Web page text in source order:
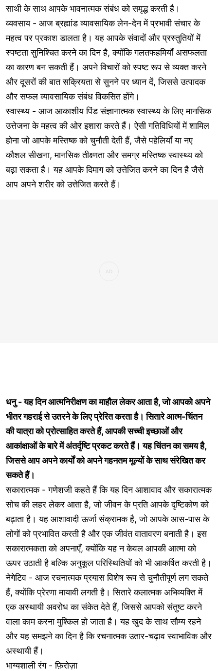
साथी के साथ आपके भावनात्मक संबंध को समृद्ध करती है।
व्यवसाय - आज ब्रह्मांड व्यावसायिक लेन-देन में प्रभावी संचार के
महत्व पर प्रकाश डालता है। यह आपके संवादों और प्रस्तुतियों में
स्पष्टता सुनिश्चित करने का दिन है, क्योंकि गलतफहमियाँ असफलता
का कारण बन सकती हैं। अपने विचारों को स्पष्ट रूप से व्यक्त करने
और दूसरों की बात सक्रियता से सुनने पर ध्यान दें, जिससे उत्पादक
और सफल व्यावसायिक संबंध विकसित होंगे।
स्वास्थ्य - आज आकाशीय पिंड संज्ञानात्मक स्वास्थ्य के लिए मानसिक
उत्तेजना के महत्व की ओर इशारा करते हैं। ऐसी गतिविधियों में शामिल
होना जो आपके मस्तिष्क को चुनौती देती हैं, जैसे पहेलियाँ या नए
कौशल सीखना, मानसिक तीक्ष्णता और समग्र मस्तिष्क स्वास्थ्य को
बढ़ा सकता है। यह आपके दिमाग को उत्तेजित करने का दिन है जैसे
आप अपने शरीर को उत्तेजित करते हैं।
धनु - यह दिन आत्मनिरीक्षण का माहौल लेकर आता है, जो आपको अपने
भीतर गहराई से उतरने के लिए प्रेरित करता है। सितारे आत्म-चिंतन
की यात्रा को प्रोत्साहित करते हैं, आपकी सच्ची इच्छाओं और
आकांक्षाओं के बारे में अंतर्दृष्टि प्रकट करते हैं। यह चिंतन का समय है,
जिससे आप अपने कार्यों को अपने गहनतम मूल्यों के साथ संरेखित कर
सकते हैं।
सकारात्मक - गणेशजी कहते हैं कि यह दिन आशावाद और सकारात्मक
सोच की लहर लेकर आता है, जो जीवन के प्रति आपके दृष्टिकोण को
बढ़ाता है। यह आशावादी ऊर्जा संक्रामक है, जो आपके आस-पास के
लोगों को प्रभावित करती है और एक जीवंत वातावरण बनाती है। इस
सकारात्मकता को अपनाएँ, क्योंकि यह न केवल आपकी आत्मा को
ऊपर उठाती है बल्कि अनुकूल परिस्थितियों को भी आकर्षित करती है।
नेगेटिव - आज रचनात्मक प्रयास विशेष रूप से चुनौतीपूर्ण लग सकते
हैं, क्योंकि प्रेरणा मायावी लगती है। सितारे कलात्मक अभिव्यक्ति में
एक अस्थायी अवरोध का संकेत देते हैं, जिससे आपको संतुष्ट करने
वाला काम करना मुश्किल हो जाता है। यह खुद के साथ सौम्य रहने
और यह समझने का दिन है कि रचनात्मक उतार-चढ़ाव स्वाभाविक और
अस्थायी हैं।
भाग्यशाली रंग - फ़िरोज़ा